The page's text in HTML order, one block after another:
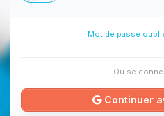
Mot de passe
Ou se
Continuer